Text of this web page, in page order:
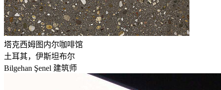
塔克西姆图内尔咖啡馆
土耳其，伊斯坦布尔
Bilgehan Şenel 建筑师